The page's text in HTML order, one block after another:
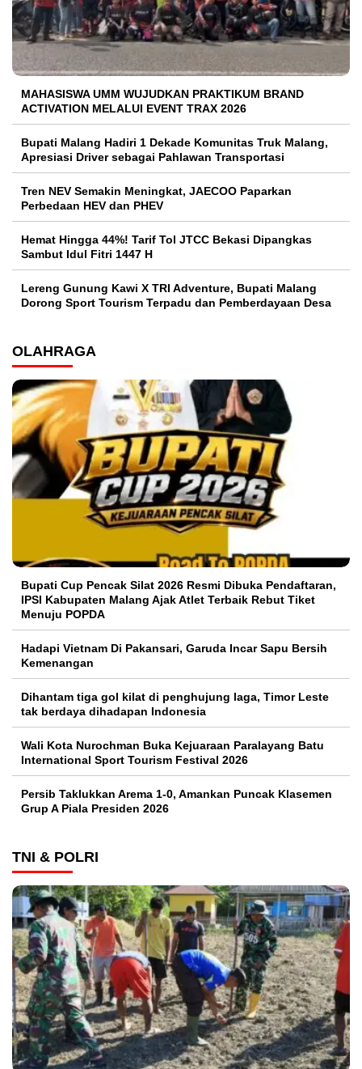
MAHASISWA UMM WUJUDKAN PRAKTIKUM BRAND
ACTIVATION MELALUI EVENT TRAX 2026
Bupati Malang Hadiri 1 Dekade Komunitas Truk Malang,
Apresiasi Driver sebagai Pahlawan Transportasi
Tren NEV Semakin Meningkat, JAECOO Paparkan
Perbedaan HEV dan PHEV
Hemat Hingga 44%! Tarif Tol JTCC Bekasi Dipangkas
Sambut Idul Fitri 1447 H
Lereng Gunung Kawi X TRI Adventure, Bupati Malang
Dorong Sport Tourism Terpadu dan Pemberdayaan Desa
OLAHRAGA
Bupati Cup Pencak Silat 2026 Resmi Dibuka Pendaftaran,
IPSI Kabupaten Malang Ajak Atlet Terbaik Rebut Tiket
Menuju POPDA
Hadapi Vietnam Di Pakansari, Garuda Incar Sapu Bersih
Kemenangan
Dihantam tiga gol kilat di penghujung laga, Timor Leste
tak berdaya dihadapan Indonesia
Wali Kota Nurochman Buka Kejuaraan Paralayang Batu
International Sport Tourism Festival 2026
Persib Taklukkan Arema 1-0, Amankan Puncak Klasemen
Grup A Piala Presiden 2026
TNI & POLRI